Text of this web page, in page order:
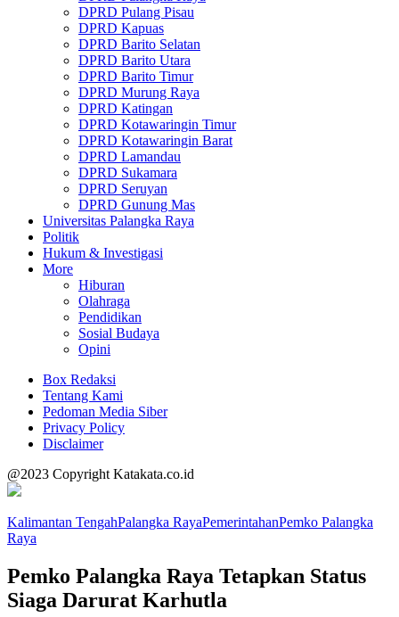
DPRD Pulang Pisau
DPRD Kapuas
DPRD Barito Selatan
DPRD Barito Utara
DPRD Barito Timur
DPRD Murung Raya
DPRD Katingan
DPRD Kotawaringin Timur
DPRD Kotawaringin Barat
DPRD Lamandau
DPRD Sukamara
DPRD Seruyan
DPRD Gunung Mas
Universitas Palangka Raya
Politik
Hukum & Investigasi
More
Hiburan
Olahraga
Pendidikan
Sosial Budaya
Opini
Box Redaksi
Tentang Kami
Pedoman Media Siber
Privacy Policy
Disclaimer
@2023 Copyright Katakata.co.id
Kalimantan TengahPalangka RayaPemerintahanPemko Palangka
Raya
Pemko Palangka Raya Tetapkan Status
Siaga Darurat Karhutla